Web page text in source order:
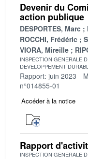
Devenir du
action publique
DESPORTES, Marc
ROCCHI, Frédéric
VIORA, Mireille
INSPECTION GENERALE
DEVELOPPEMENT
Rapport: juin 2023
n°014855-01
Accéder à la notice
Rapport
INSPECTION GENERALE